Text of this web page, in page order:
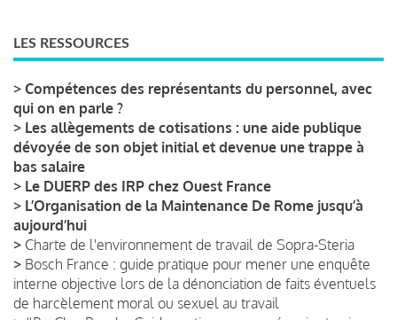
LES RESSOURCES
> Compétences des représentants du personnel, avec
qui on en parle ?
> Les allègements de cotisations : une aide publique
dévoyée de son objet initial et devenue une trappe à
bas salaire
> Le DUERP des IRP chez Ouest France
> L’Organisation de la Maintenance De Rome jusqu’à
aujourd’hui
> Charte de l'environnement de travail de Sopra-Steria
> Bosch France : guide pratique pour mener une enquête
interne objective lors de la dénonciation de faits éventuels
de harcèlement moral ou sexuel au travail